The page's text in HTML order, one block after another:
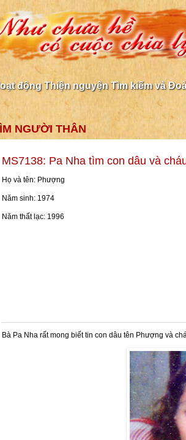
động Thiện nguyện Tìm kiếm và
NGƯỜI THÂN
MS7138: Pa Nha tìm con dâu và
Họ và tên: Phượng
Năm sinh: 1974
Năm thất lạc: 1996
Bà Pa Nha rất mong biết tin con dâu tên Phượng và